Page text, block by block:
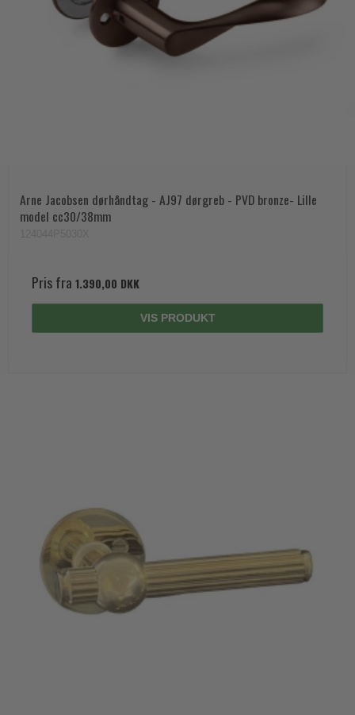
Arne Jacobsen dørhåndtag - AJ97 dørgreb - PVD bronze- Lille
model cc30/38mm
Pris fra 1.390,00 DKK
VIS PRODUKT